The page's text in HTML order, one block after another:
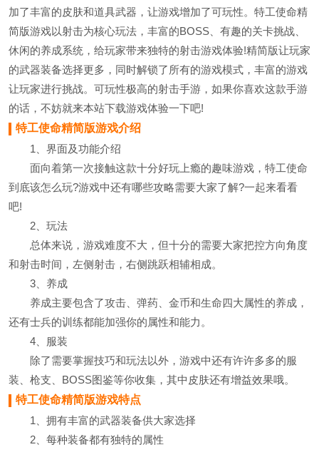
加了丰富的皮肤和道具武器，让游戏增加了可玩性。特工使命精
简版游戏以射击为核心玩法，丰富的BOSS、有趣的关卡挑战、
休闲的养成系统，给玩家带来独特的射击游戏体验!精简版让玩家
的武器装备选择更多，同时解锁了所有的游戏模式，丰富的游戏
让玩家进行挑战。可玩性极高的射击手游，如果你喜欢这款手游
的话，不妨就来本站下载游戏体验一下吧!
特工使命精简版游戏介绍
1、界面及功能介绍
面向着第一次接触这款十分好玩上瘾的趣味游戏，特工使命
到底该怎么玩?游戏中还有哪些攻略需要大家了解?一起来看看
吧!
2、玩法
总体来说，游戏难度不大，但十分的需要大家把控方向角度
和射击时间，左侧射击，右侧跳跃相辅相成。
3、养成
养成主要包含了攻击、弹药、金币和生命四大属性的养成，
还有士兵的训练都能加强你的属性和能力。
4、服装
除了需要掌握技巧和玩法以外，游戏中还有许许多多的服
装、枪支、BOSS图鉴等你收集，其中皮肤还有增益效果哦。
特工使命精简版游戏特点
1、拥有丰富的武器装备供大家选择
2、每种装备都有独特的属性